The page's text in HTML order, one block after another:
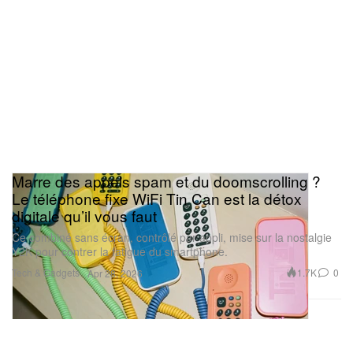
Matt Miller/Quil Harwood-Lemons/Isaiah Rashad
Audiophiles, réjouissez‑vous : une multitude
d’éditions vinyles et CD sont au programme.
Tech & Gadgets
Marre des appels spam et du doomscrolling ?
Le téléphone fixe WiFi Tin Can est la détox
digitale qu’il vous faut
Ce combiné sans écran, contrôlé par appli, mise sur la nostalgie
Y2K pour contrer la fatigue du smartphone.
Apr 28, 2026 1.7K 0